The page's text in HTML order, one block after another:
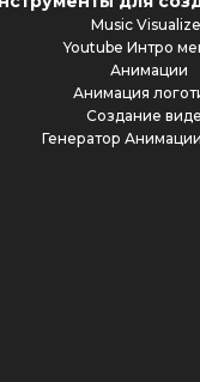
Music
Youtube Интро
Анимации
Анимация
Создание
Генератор